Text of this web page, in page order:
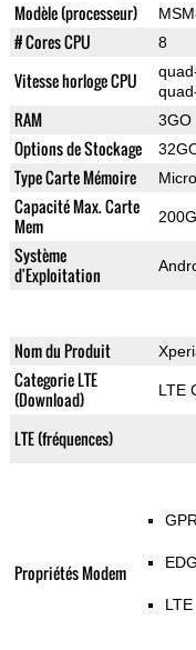
Modèle (processeur)
# Cores CPU 8
Vitesse horloge CPU
RAM 3GO
Options de Stockage
Type Carte Mémoire
Capacité Max. Carte
Mem
Système
d'Exploitation
Nom du Produit
Categorie LTE
(Download)
LTE
LTE (fréquences)
Propriétés Modem
LTE